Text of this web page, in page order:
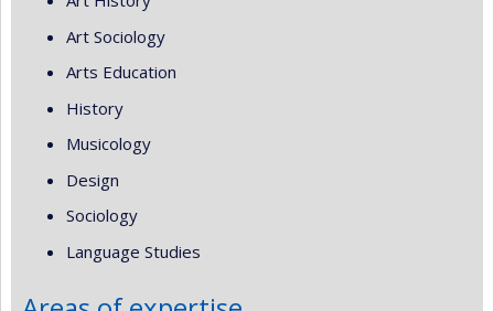
Art Sociology
Arts Education
History
Musicology
Design
Sociology
Language Studies